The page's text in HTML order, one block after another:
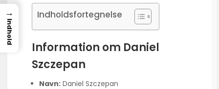
Indholdsfortegnelse
Information om Daniel
Szczepan
Navn: Daniel Szczepan
→
Indhold